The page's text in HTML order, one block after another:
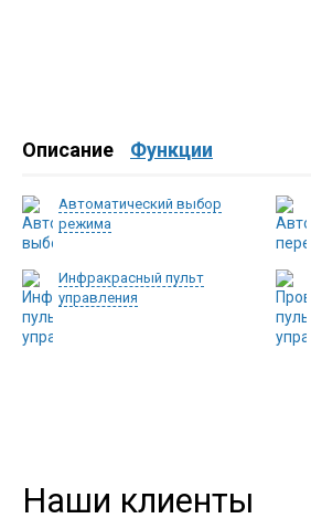
Описание Функции
Автоматический выбор
режима
Инфракрасный пульт
управления
Наши клиенты